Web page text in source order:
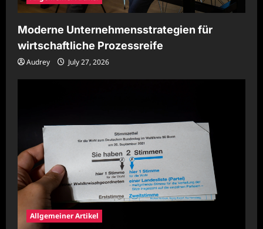
Moderne Unternehmensstrategien für
wirtschaftliche Prozessreife
Audrey July 27, 2026
Allgemeiner Artikel